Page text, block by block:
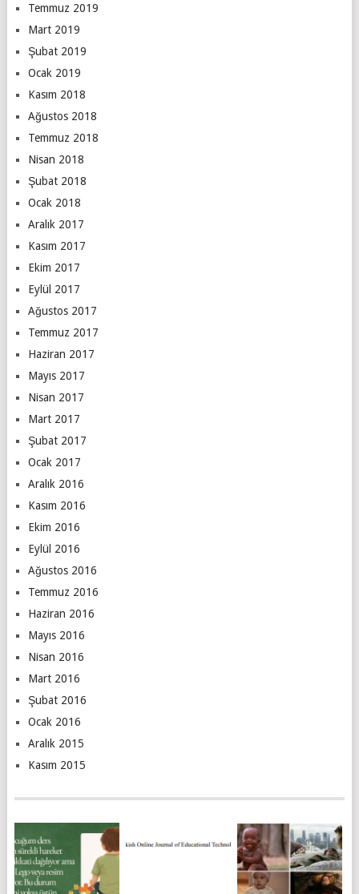
Temmuz 2019
Mart 2019
Şubat 2019
Ocak 2019
Kasım 2018
Ağustos 2018
Temmuz 2018
Nisan 2018
Şubat 2018
Ocak 2018
Aralık 2017
Kasım 2017
Ekim 2017
Eylül 2017
Ağustos 2017
Temmuz 2017
Haziran 2017
Mayıs 2017
Nisan 2017
Mart 2017
Şubat 2017
Ocak 2017
Aralık 2016
Kasım 2016
Ekim 2016
Eylül 2016
Ağustos 2016
Temmuz 2016
Haziran 2016
Mayıs 2016
Nisan 2016
Mart 2016
Şubat 2016
Ocak 2016
Aralık 2015
Kasım 2015